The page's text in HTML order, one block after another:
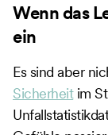
Wenn das
ein
Es sind aber
Sicherheitim